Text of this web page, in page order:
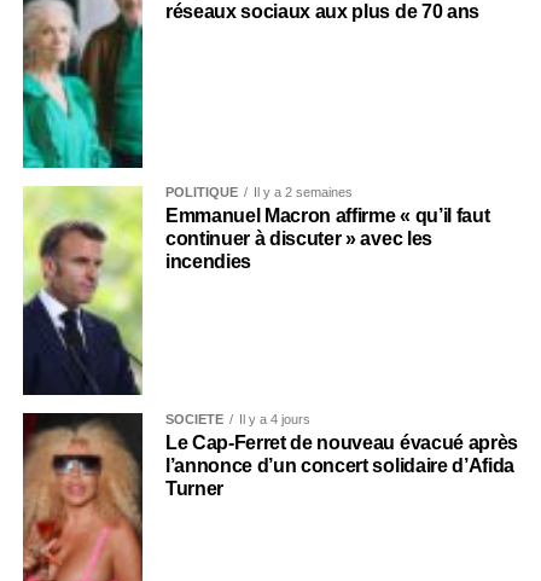
réseaux sociaux aux plus de 70 ans
POLITIQUE Il y a 2 semaines
Emmanuel Macron affirme « qu’il faut
continuer à discuter » avec les
incendies
SOCIÉTÉ Il y a 4 jours
Le Cap-Ferret de nouveau évacué après
l’annonce d’un concert solidaire d’Afida
Turner